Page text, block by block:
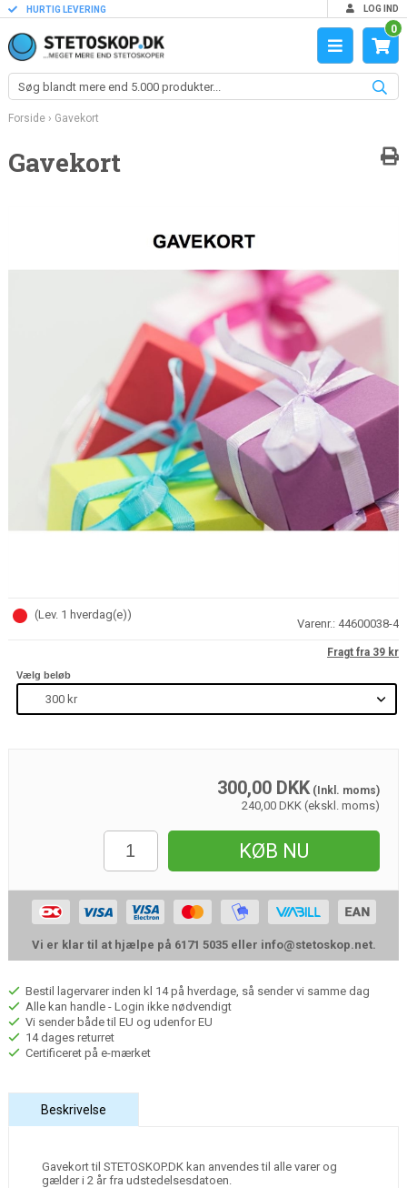
HURTIG LEVERING LOG IND
0
Forside› Gavekort
Gavekort
(Lev. 1 hverdag(e))
Varenr.: 44600038-4
Fragt fra 39 kr
Vælg beløb
300,00 DKK(Inkl. moms)
240,00 DKK (ekskl. moms)
KØB NU
Vi er klar til at hjælpe på 6171 5035 eller info@stetoskop.net.
Bestil lagervarer inden kl 14 på hverdage, så sender vi samme dag
Alle kan handle - Login ikke nødvendigt
Vi sender både til EU og udenfor EU
14 dages returret
Certificeret på e-mærket
Beskrivelse
Gavekort til STETOSKOP.DK kan anvendes til alle varer og
gælder i 2 år fra udstedelsesdatoen.